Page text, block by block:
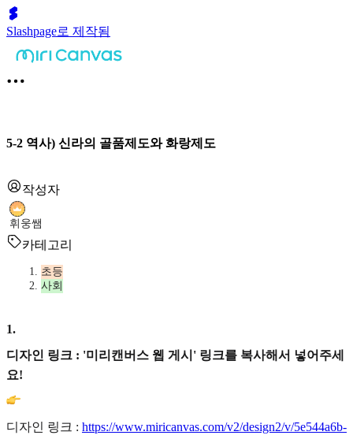
Slashpage로 제작됨
5-2 역사) 신라의 골품제도와 화랑제도
작성자
휘웅쌤
카테고리
초등
사회
1.
디자인 링크 : '미리캔버스 웹 게시' 링크를 복사해서 넣어주세
요!
디자인 링크 : https://www.miricanvas.com/v2/design2/v/5e544a6b-